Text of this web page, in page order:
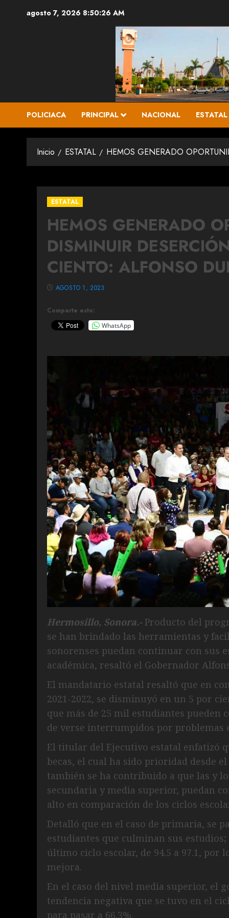
agosto 7, 2026 8:50:28 AM
POLICIACA PRINCIPAL NACIONAL ESTATAL
Inicio ESTATAL HEMOS GENERADO
ESTATAL
HEMOS GENERADO
DISMINUIR
CIENTO: ALFONSO
Comparte esto:
WhatsApp
AGOSTO 1, 2023
Hermosillo, Sonora.- Producto del
se han brindado las herramientas y
sonorenses puedan continuar con sus
académica, resaltó el Gobernador
El mandatario estatal resaltó que en
2021-2022, se disminuyó en un 5 por
que más de 25 mil estudiantes pueden
de verse interrumpidos por problemas
El titular del Ejecutivo estatal enfatizó
becas, el cual ha sido prioridad desde
también se ha contribuido a que las y
secundaria y media superior, puedan
alto en comparación de los ciclos
Detalló que en el caso de primaria, se
estudiantes que culminan sus
último ciclo escolar, de 94.5 a 97.1, por
mejora.
En el caso del nivel media superior, el
tendencia negativa que se tuvo en el
para pasar a 66.3%.